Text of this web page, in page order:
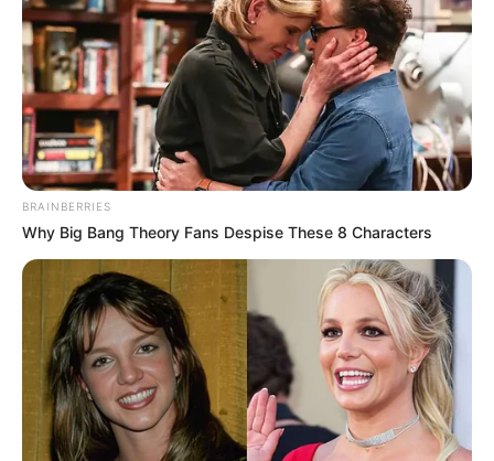
LIRE LA SUITE
BRAINBERRIES
Why Big Bang Theory Fans Despise These 8 Characters